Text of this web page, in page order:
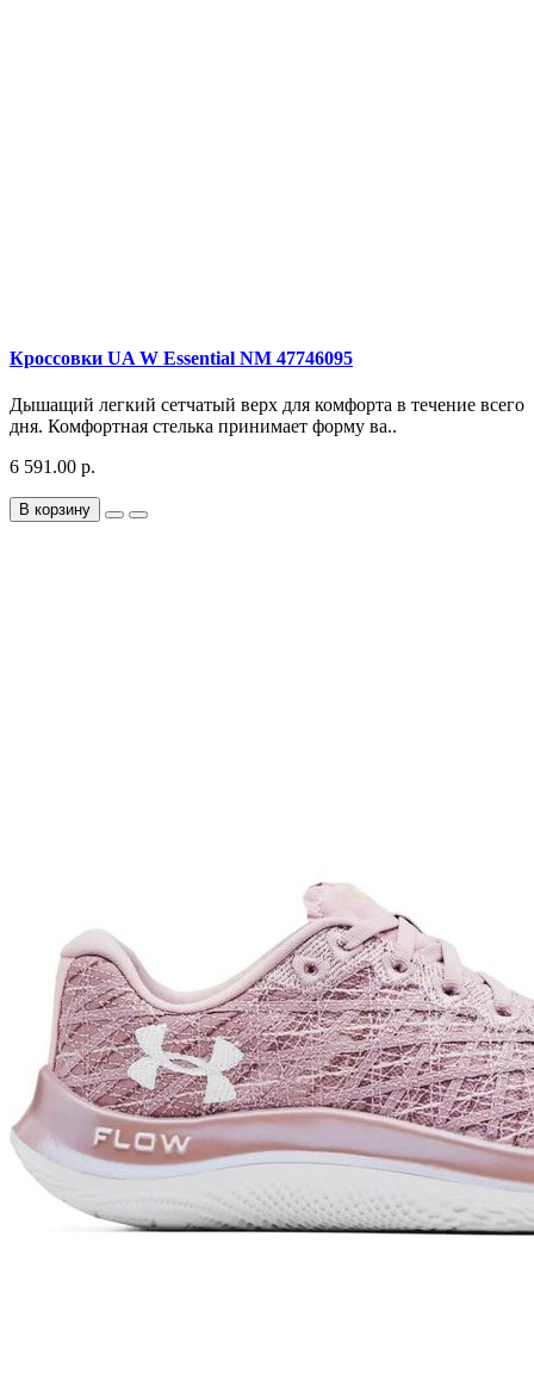
Кроссовки UA W Essential NM 47746095
Дышащий легкий сетчатый верх для комфорта в течение всего
дня. Комфортная стелька принимает форму ва..
6 591.00 р.
В корзину